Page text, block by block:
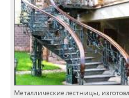
Металлические лестницы,